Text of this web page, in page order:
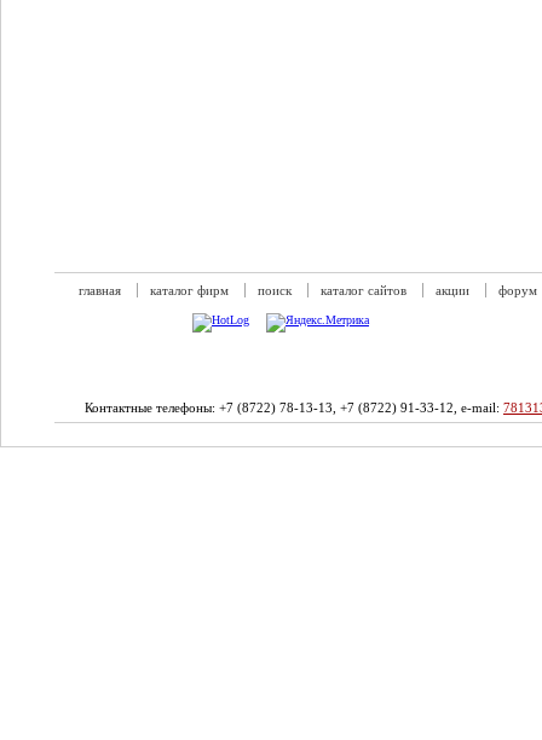
главная каталог фирм поиск каталог сайтов акции форум
Контактные телефоны: +7 (8722) 78-13-13, +7 (8722) 91-33-12, e-mail: